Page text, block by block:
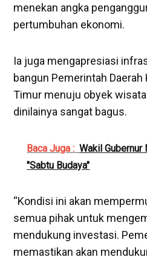
menekan angka
pertumbuhan ekonomi.
Ia juga mengapresiasi
bangun Pemerintah
Timur menuju obyek
dinilainya sangat bagus.
Baca Juga : Wakil Gubernur
"Sabtu Budaya"
“Kondisi ini akan
semua pihak untuk
mendukung investasi.
memastikan akan